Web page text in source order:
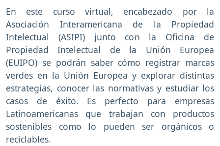
En este curso virtual, encabezado por la
Asociación Interamericana de la Propiedad
Intelectual (ASIPI) junto con la Oficina de
Propiedad Intelectual de la Unión Europea
(EUIPO) se podrán saber cómo registrar marcas
verdes en la Unión Europea y explorar distintas
estrategias, conocer las normativas y estudiar los
casos de éxito. Es perfecto para empresas
Latinoamericanas que trabajan con productos
sostenibles como lo pueden ser orgánicos o
reciclables.